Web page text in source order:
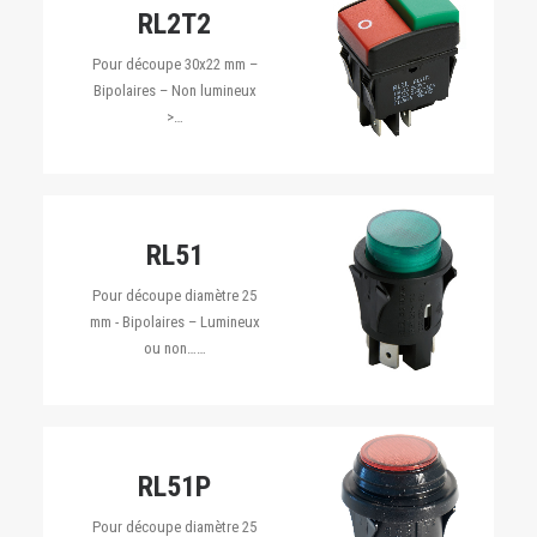
RL2T2
Pour découpe 30x22 mm –
Bipolaires – Non lumineux
>…
RL51
Pour découpe diamètre 25
mm - Bipolaires – Lumineux
ou non……
RL51P
Pour découpe diamètre 25